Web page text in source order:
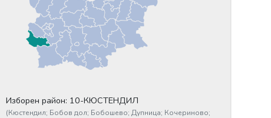
Изборен район: 10-КЮСТЕНДИЛ
(Кюстендил; Бобов дол; Бобошево; Дупница; Кочериново;